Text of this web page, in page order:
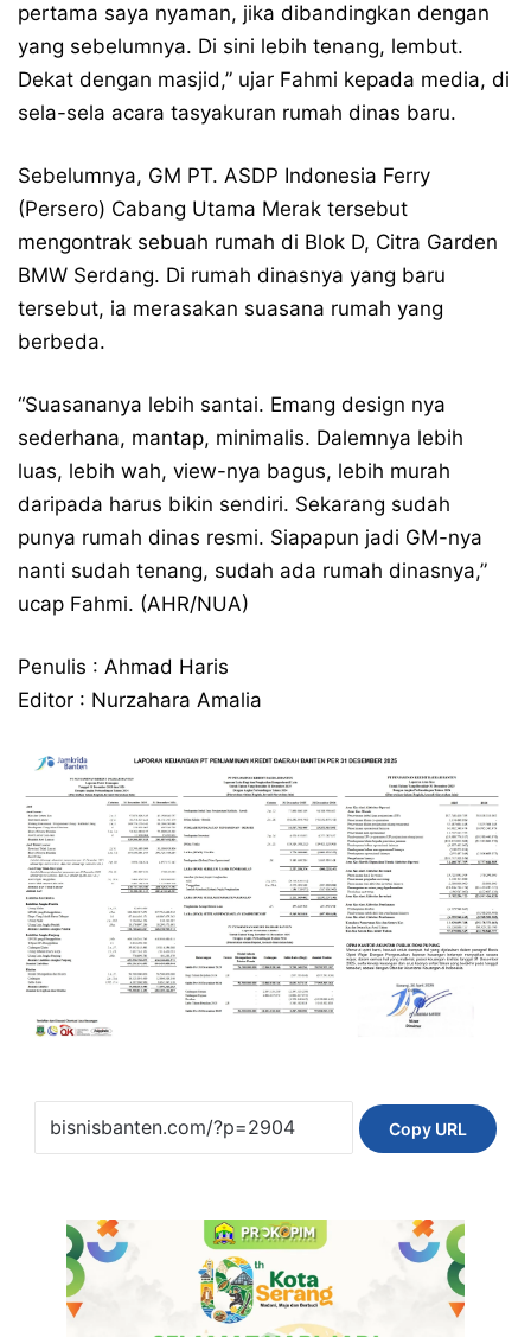
pertama saya nyaman, jika dibandingkan dengan
yang sebelumnya. Di sini lebih tenang, lembut.
Dekat dengan masjid,” ujar Fahmi kepada media, di
sela-sela acara tasyakuran rumah dinas baru.
Sebelumnya, GM PT. ASDP Indonesia Ferry
(Persero) Cabang Utama Merak tersebut
mengontrak sebuah rumah di Blok D, Citra Garden
BMW Serdang. Di rumah dinasnya yang baru
tersebut, ia merasakan suasana rumah yang
berbeda.
“Suasananya lebih santai. Emang design nya
sederhana, mantap, minimalis. Dalemnya lebih
luas, lebih wah, view-nya bagus, lebih murah
daripada harus bikin sendiri. Sekarang sudah
punya rumah dinas resmi. Siapapun jadi GM-nya
nanti sudah tenang, sudah ada rumah dinasnya,”
ucap Fahmi. (AHR/NUA)
Penulis : Ahmad Haris
Editor : Nurzahara Amalia
Copy URL